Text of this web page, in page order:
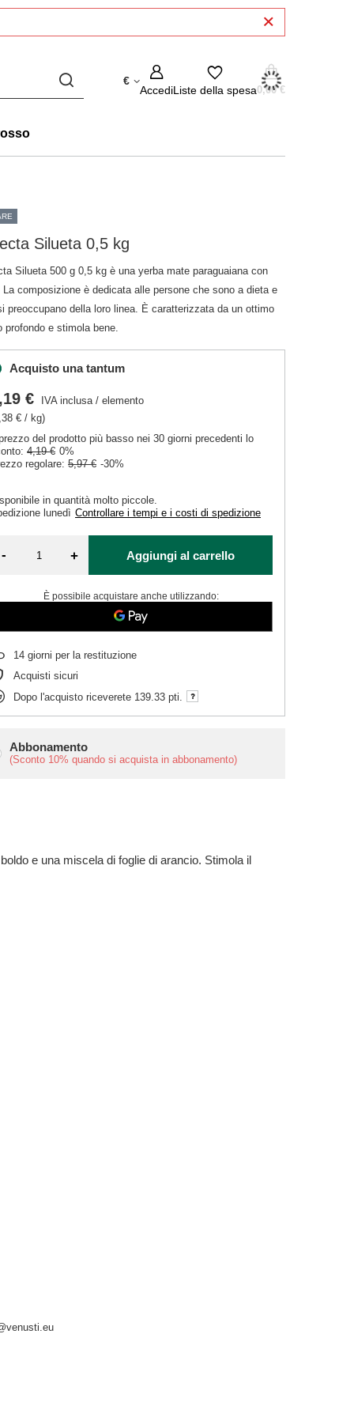
€
AccediListe della spesa0,00 €
Silueta 0,5 kg
Silueta 500 g 0,5 kg è una yerba mate paraguaiana con
La composizione è dedicata alle persone che sono a dieta e
preoccupano della loro linea. È caratterizzata da un ottimo
profondo e stimola bene.
Acquisto una tantum
Abbonamento
(Sconto 10% quando si acquista in abbonamento)
in quantità molto piccole
lunedì Controllare i tempi e i costi di spedizione
€ IVA inclusa/elemento
€ / kg)
prezzo del prodotto più basso nei 30 giorni precedenti lo
4,19 € 0%
regolare:5,97 € -30%
- + Aggiungi al carrello
È possibile acquistare anche utilizzando:
14 giorni per la restituzione
Acquisti sicuri
Dopo l'acquisto riceverete 139.33 pti.
e una miscela di foglie di arancio. Stimola il